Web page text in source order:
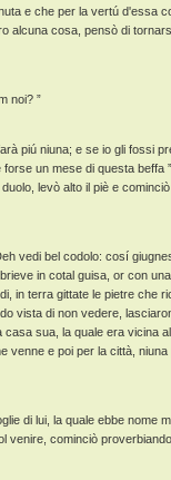
e che per la vertú d'essa
alcuna cosa, pensò di
noi? ”
piú niuna; e se io gli fossi
un mese di questa beffa
levò alto il piè e
vedi bel codolo: cosí
in cotal guisa, or con
in terra gittate le pietre che
vista di non vedere,
sua, la quale era vicina
venne e poi per la città,
di lui, la quale ebbe nome
venire, cominciò proverbiando